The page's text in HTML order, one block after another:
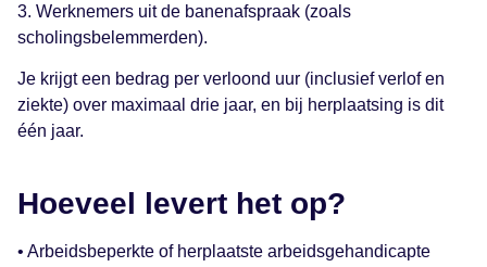
3. Werknemers uit de banenafspraak (zoals
scholingsbelemmerden).
Je krijgt een bedrag per verloond uur (inclusief verlof en
ziekte) over maximaal drie jaar, en bij herplaatsing is dit
één jaar.
Hoeveel levert het op?
• Arbeidsbeperkte of herplaatste arbeidsgehandicapte